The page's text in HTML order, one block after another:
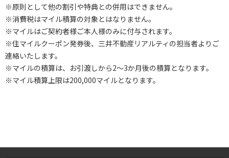
※原則として他の割引や特典との併用はできません。
※消費税はマイル積算の対象とはなりません。
※マイルはご契約者様ご本人様のみに付与されます。
※住マイルクーポン発券後、三井不動産リアルティの担当者よりご
連絡いたします。
※マイルの積算は、お引渡しから2～3か月後の積算となります。
※マイル積算上限は200,000マイルとなります。